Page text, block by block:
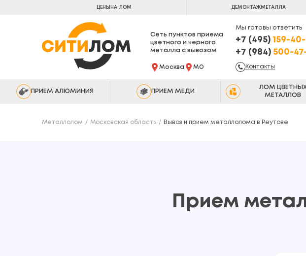
ЦЕНЫ НА ЛОМ ДЕМОНТАЖМЕТАЛЛА
Сеть пунктов приема
цветного и черного
металла с вывозом
Москва МО
Мы готовы ответить
+7 (495) 159-
+7 (984) 500-
Контакты
ПРИЕМ АЛЮМИНИЯ ПРИЕМ МЕДИ
ЛОМ ЦВЕТНЫХ
МЕТАЛЛОВ
Металлолом Московская область Вывоз и прием металлолома в Реутове
Прием